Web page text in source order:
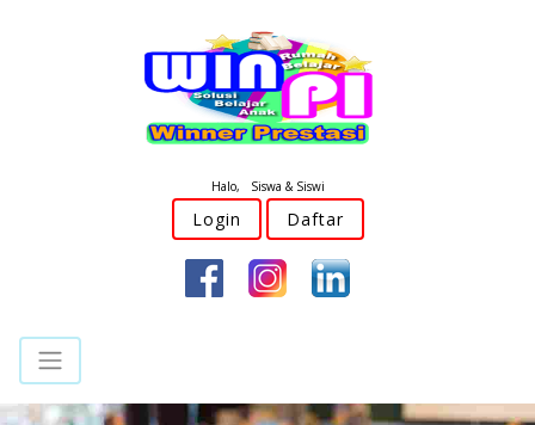
Halo, Siswa & Siswi
Login Daftar